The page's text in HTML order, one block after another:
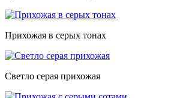
Прихожая в серых тонах
Светло серая прихожая